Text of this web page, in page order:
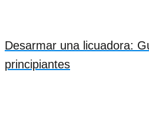
Desarmar una licuadora:
principiantes